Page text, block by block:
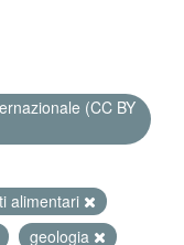
(CC BY
alimentari
geologia